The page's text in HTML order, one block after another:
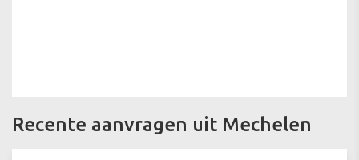
Recente aanvragen uit Mechelen